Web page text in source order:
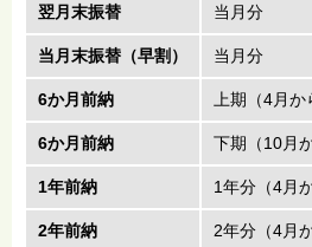
翌月末振替 当月分
当月末振替（早割） 当月分
6か月前納 上期（4月か
6か月前納 下期（10月
1年前納 1年分（4月
2年前納 2年分（4月